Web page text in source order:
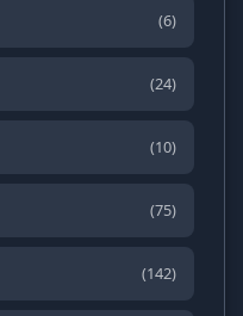
(6)
(24)
(10)
(75)
(142)